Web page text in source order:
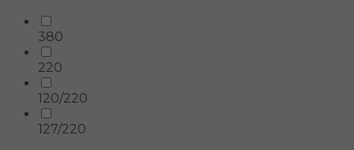
380
220
120/220
127/220